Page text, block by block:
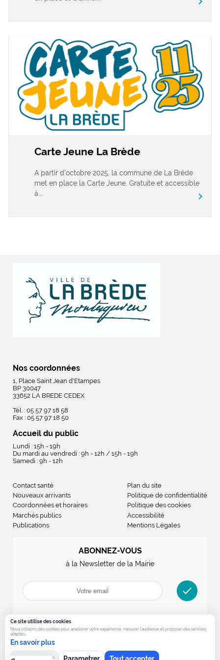
Carte Jeune La Brède
A partir d’octobre 2025, la commune de La Brède
met en place la Carte Jeune. Gratuite et accessible
à...
chevron_right
Nos coordonnées
1, Place Saint Jean d'Etampes
BP 30047
33652 LA BREDE CEDEX
Tél. : 05 57 97 18 58
Fax : 05 57 97 18 50
Accueil du public
Lundi : 15h - 19h
Du mardi au vendredi : 9h - 12h / 15h - 19h
Samedi : 9h - 12h
Contact santé
Nouveaux arrivants
Coordonnées et horaires
Marchés publics
Publications
Plan du site
Politique de confidentialité
Politique des cookies
Accessibilité
Mentions Légales
ABONNEZ-VOUS
à la Newsletter de la Mairie
check
Ce site utilise des cookies
Nous utilisons des cookies pour ameliorer votre experience, mesurer l’audience et proposer des services
adaptes.
En savoir plus